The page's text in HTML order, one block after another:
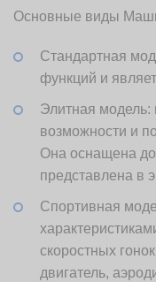
Основные виды
Стандартная
функций и
Элитная модель:
возможности и
Она оснащена
представлена в
Спортивная
скоростных
двигатель,